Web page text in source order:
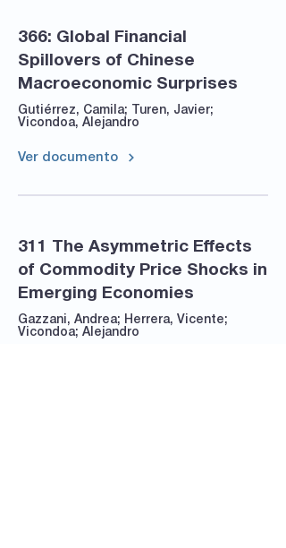
366: Global Financial
Spillovers of Chinese
Macroeconomic Surprises
Gutiérrez, Camila; Turen, Javier;
Vicondoa, Alejandro
Ver documento
311 The Asymmetric Effects
of Commodity Price Shocks in
Emerging Economies
Gazzani, Andrea; Herrera, Vicente;
Vicondoa; Alejandro